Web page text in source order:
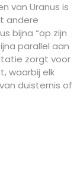
van Uranus is
andere
bijna “op zijn
parallel aan
zorgt voor
waarbij elk
duisternis of